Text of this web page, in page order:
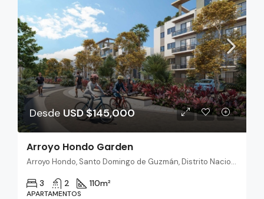
Desde USD $145,000
Arroyo Hondo Garden
Arroyo Hondo, Santo Domingo de Guzmán, Distrito Nacional, República Dominicana
3 2 110m²
APARTAMENTOS